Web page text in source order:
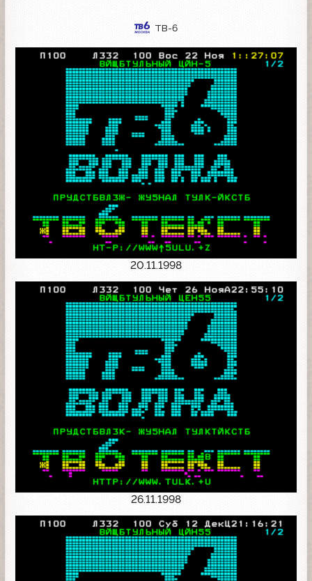
ТВ-6
20.11.1998
26.11.1998